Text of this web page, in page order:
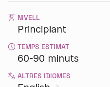
NIVELL
Principiant
TEMPS ESTIMAT
60-90 minuts
ALTRES IDIOMES